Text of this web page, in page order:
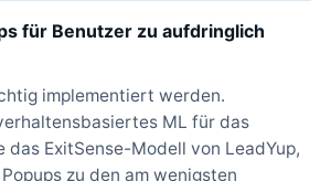
für Benutzer zu aufdringlich
implementiert werden.
ML für das
das ExitSense-Modell von LeadYup,
zu den am wenigsten